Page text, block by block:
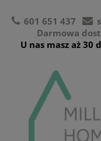
601 651 437
Darmowa
U nas masz aż